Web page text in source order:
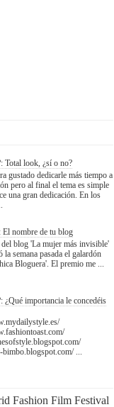
Total look, ¿sí o no?
gustado dedicarle más tiempo a
pero al final el tema es simple
una gran dedicación. En los
El nombre de tu blog
del blog 'La mujer más invisible'
la semana pasada el galardón
Bloguera'. El premio me ...
¿Qué importancia le concedéis
bimbo.blogspot.com/ ...
Fashion Film Festival